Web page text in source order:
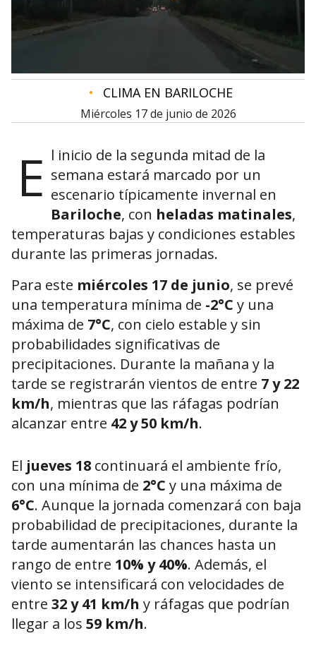
• CLIMA EN BARILOCHE
miércoles 17 de junio de 2026
E l inicio de la segunda mitad de la
semana estará marcado por un
escenario típicamente invernal en
Bariloche, con heladas matinales,
temperaturas bajas y condiciones estables
durante las primeras jornadas.
Para este miércoles 17 de junio, se prevé
una temperatura mínima de -2°C y una
máxima de 7°C, con cielo estable y sin
probabilidades significativas de
precipitaciones. Durante la mañana y la
tarde se registrarán vientos de entre 7 y 22
km/h, mientras que las ráfagas podrían
alcanzar entre 42 y 50 km/h.
El jueves 18 continuará el ambiente frío,
con una mínima de 2°C y una máxima de
6°C. Aunque la jornada comenzará con baja
probabilidad de precipitaciones, durante la
tarde aumentarán las chances hasta un
rango de entre 10% y 40%. Además, el
viento se intensificará con velocidades de
entre 32 y 41 km/h y ráfagas que podrían
llegar a los 59 km/h.